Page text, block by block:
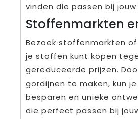
vinden die passen bij
Stoffenmarkten
Bezoek stoffenmarkten
je stoffen kunt kopen
gereduceerde prijzen.
gordijnen te maken, kun
besparen en unieke
die perfect passen bij